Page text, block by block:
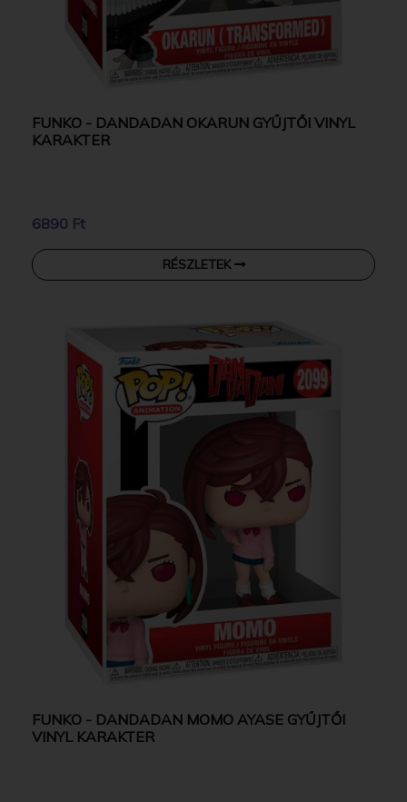
FUNKO - DANDADAN OKARUN GYŰJTŐI VINYL
KARAKTER
6890 Ft
RÉSZLETEK
FUNKO - DANDADAN MOMO AYASE GYŰJTŐI
VINYL KARAKTER